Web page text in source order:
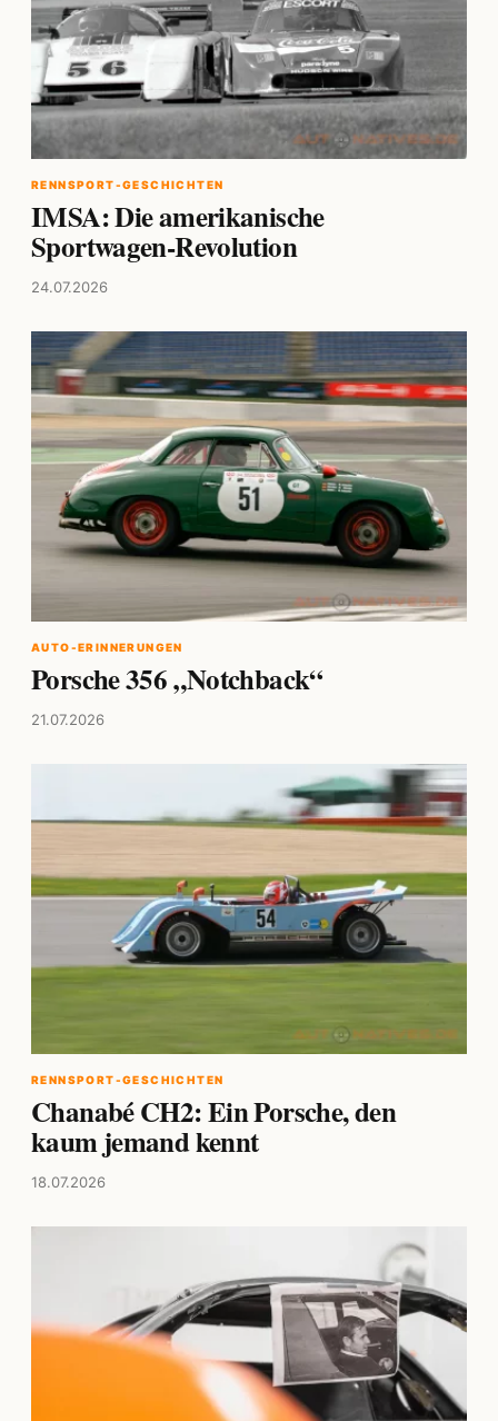
RENNSPORT-GESCHICHTEN
IMSA: Die amerikanische
Sportwagen-Revolution
24.07.2026
AUTO-ERINNERUNGEN
Porsche 356 „Notchback“
21.07.2026
RENNSPORT-GESCHICHTEN
Chanabé CH2: Ein Porsche, den
kaum jemand kennt
18.07.2026